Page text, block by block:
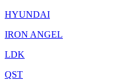
HYUNDAI
IRON ANGEL
LDK
QST